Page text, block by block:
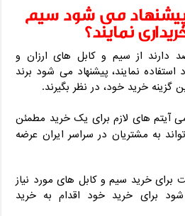
می شود سیم
نمایند؟
دارند از سیم و کابل های ارزان و
استفاده نمایند، پیشنهاد می شود برند
گزینه خرید خود، در نظر بگیرند.
آیتم های لازم برای یک خرید مطمئن
به مشتریان در سراسر ایران عرضه
برای خرید سیم و کابل های مورد نیاز
برای خرید خود اقدام به خرید